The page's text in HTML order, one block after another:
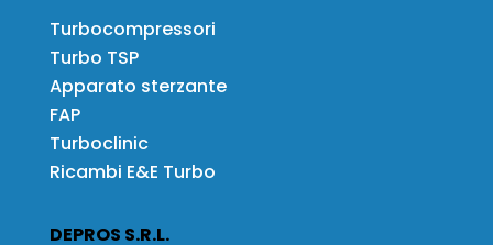
Turbocompressori
Turbo TSP
Apparato sterzante
FAP
Turboclinic
Ricambi E&E Turbo
DEPROS S.R.L.